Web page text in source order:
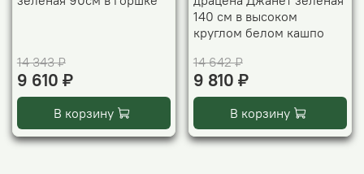
14 343 ₽
9 610 ₽
В корзину
140 см в высоком
круглом белом кашпо
14 642 ₽
9 810 ₽
В корзину